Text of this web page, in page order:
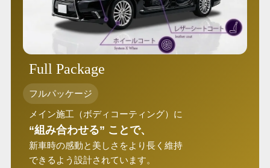
Full Package
フルパッケージ
メイン施工（ボディコーティング）に
“組み合わせる” ことで、
新車時の感動と美しさをより長く維持
できるよう設計されています。